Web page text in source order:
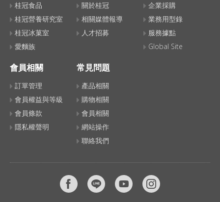
桂冠食品
桂冠營養研究室
桂冠冰菓室
愛麵族
關於桂冠
相關媒體報導
人才招募
企業採購
業務用型錄
服務據點
Global Site
會員相關
訂單管理
會員權益與等級
會員條款
隱私權聲明
常見問題
產品相關
購物相關
會員相關
網站操作
聯絡我們